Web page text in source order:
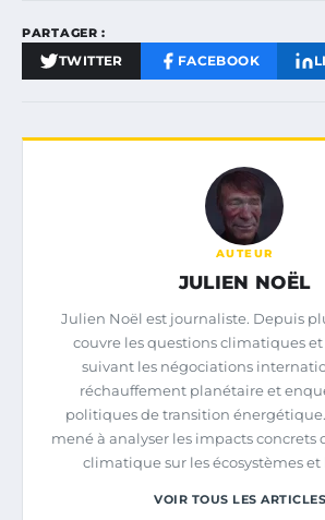
PARTAGER :
TWITTER FACEBOOK
AUTEUR
JULIEN NOËL
Julien Noël est journaliste. Depuis
couvre les questions climatiques
suivant les négociations
réchauffement planétaire et
politiques de transition énergétique.
mené à analyser les impacts
climatique sur les écosystèmes et
VOIR TOUS LES ARTICLES